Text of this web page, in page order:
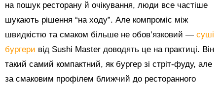
на пошук ресторану й очікування, люди все частіше
шукають рішення “на ходу”. Але компроміс між
швидкістю та смаком більше не обов’язковий — суші
бургери від Sushi Master доводять це на практиці. Він
такий самий компактний, як бургер зі стріт-фуду, але
за смаковим профілем ближчий до ресторанного